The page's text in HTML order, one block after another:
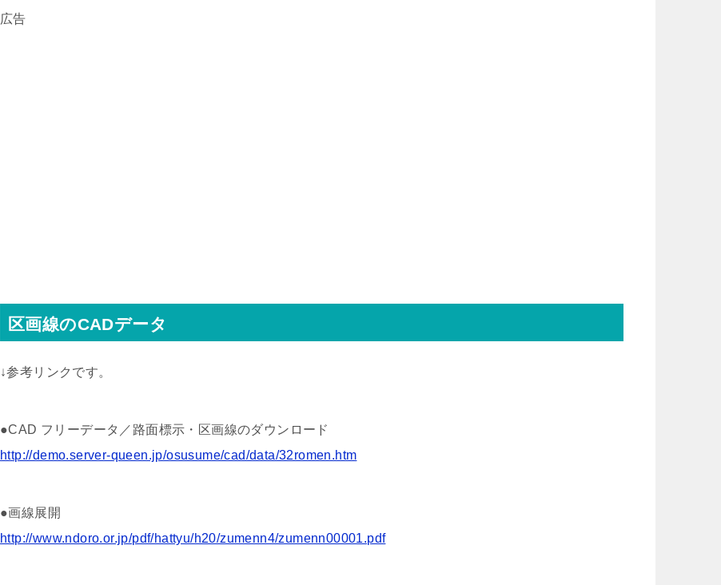
広告
区画線のCADデータ
↓参考リンクです。
●CAD フリーデータ／路面標示・区画線のダウンロード
http://demo.server-queen.jp/osusume/cad/data/32romen.htm
●画線展開
http://www.ndoro.or.jp/pdf/hattyu/h20/zumenn4/zumenn00001.pdf